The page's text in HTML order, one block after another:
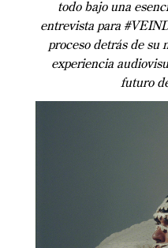
todo bajo una
entrevista para
proceso detrás de su
experiencia
futuro